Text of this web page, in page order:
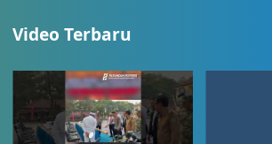
Video Terbaru